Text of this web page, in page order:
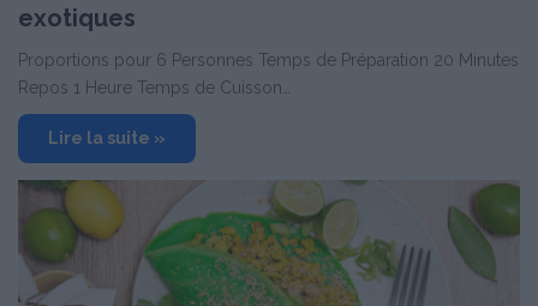
exotiques
Proportions pour 6 Personnes Temps de Préparation 20 Minutes
Repos 1 Heure Temps de Cuisson…
Lire la suite »